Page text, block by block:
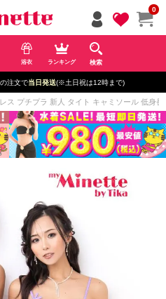
0
浴衣 ランキング 検索
注文で当日発送(※土日祝は12時まで)
ス プチプラ 新人 タイト キャミソール 低身
ペー
ジト
ップ